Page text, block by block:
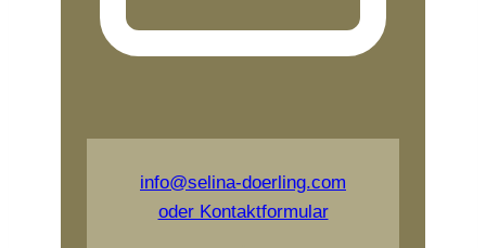
info@selina-doerling.com
oder Kontaktformular